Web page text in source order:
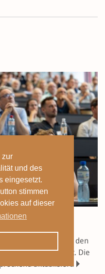
zur
und des
eingesetzt.
stimmen
auf dieser
Horw
Interessierte über den
Horw informiert. Die
aktualisiert.